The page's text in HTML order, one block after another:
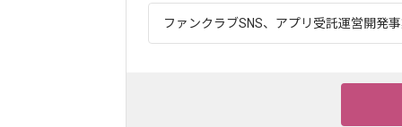
ファンクラブSNS、アプリ受託運営開発